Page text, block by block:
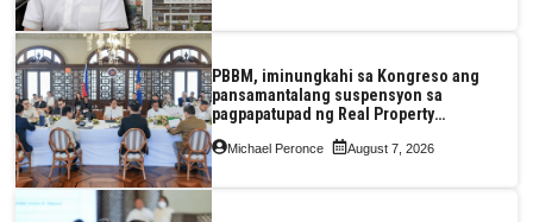
PBBM, iminungkahi sa Kongreso ang
pansamantalang suspensyon sa
pagpapatupad ng Real Property
Valuation and Assessment Reform Act
Michael Peronce August 7, 2026